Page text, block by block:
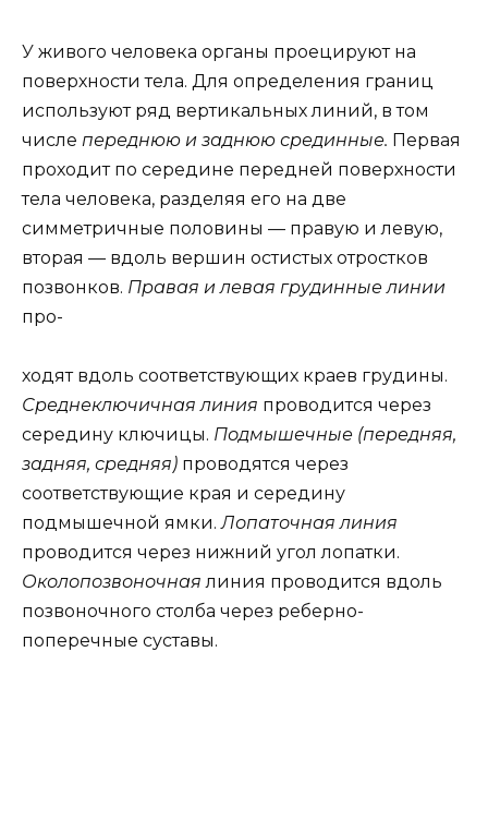
У живого человека органы проецируют на
поверхности тела. Для определения границ
используют ряд вертикальных линий, в том
числе переднюю и заднюю срединные. Первая
проходит по середине передней поверхности
тела человека, разделяя его на две
симметричные половины — правую и левую,
вторая — вдоль вершин остистых отростков
позвонков. Правая и левая грудинные линии
про-
ходят вдоль соответствующих краев грудины.
Среднеключичная линия проводится через
середину ключицы. Подмышечные (передняя,
задняя, средняя) проводятся через
соответствующие края и середину
подмышечной ямки.Лопаточная линия
проводится через нижний угол лопатки.
Околопозвоночнаялиния проводится вдоль
позвоночного столба через реберно-
поперечные суставы.